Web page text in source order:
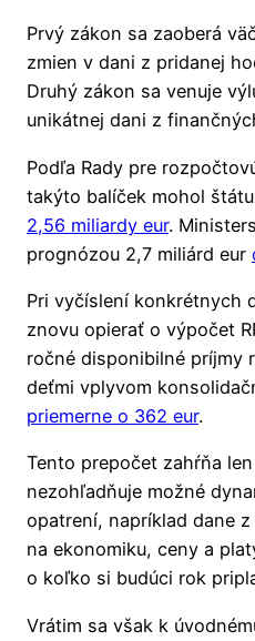
Prvý zákon sa zaoberá
zmien v dani z pridanej
Druhý zákon sa venuje
unikátnej dani z
Podľa Rady pre
takýto balíček mohol
2,56 miliardy eur.
prognózou 2,7 miliárd eur
Pri vyčíslení konkrétnych
znovu opierať o výpočet
ročné disponibilné príjmy
deťmi vplyvom
priemerne o 362 eur.
Tento prepočet zahŕňa
nezohľadňuje možné
opatrení, napríklad dane
na ekonomiku, ceny a
o koľko si budúci rok
Vrátim sa však k